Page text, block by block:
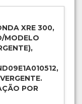
XRE 300,
MODELO
POR